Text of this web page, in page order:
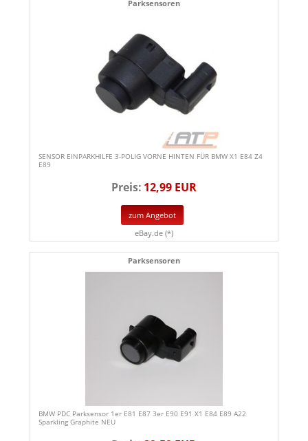
Parksensoren
SENSOR EINPARKHILFE 3-POLIG VORNE HINTEN FÜR BMW X1 E84 Z4
E89
Preis: 12,99 EUR
zum Angebot
eBay.de (*)
Parksensoren
BMW PDC Parksensor 1er E81 E87 3er E90 E91 X1 E84 E89 A22
Sparkling Graphite NEU